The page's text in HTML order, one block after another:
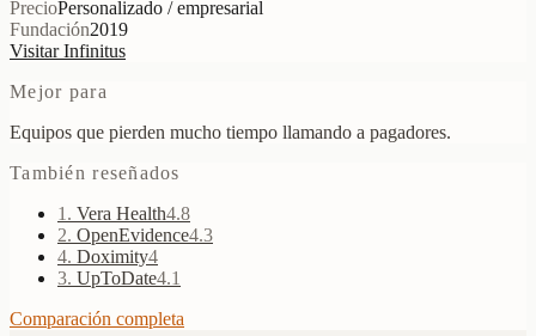
PrecioPersonalizado / empresarial
Fundación2019
Visitar Infinitus
Mejor para
Equipos que pierden mucho tiempo llamando a pagadores.
También reseñados
1 . Vera Health4.8
2. OpenEvidence4.3
4. Doximity4
3. UpToDate4.1
Comparación completa